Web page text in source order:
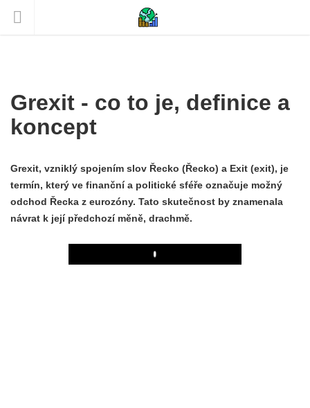
Grexit - co to je, definice a
koncept
Grexit, vzniklý spojením slov Řecko (Řecko) a Exit (exit), je
termín, který ve finanční a politické sféře označuje možný
odchod Řecka z eurozóny. Tato skutečnost by znamenala
návrat k její předchozí měně, drachmě.
Play